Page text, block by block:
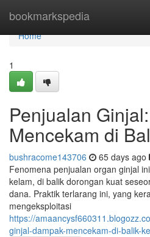
bookmarkspedia
Home
Home
1
Penjualan
Mencekam di
bushracome143706 65 days ago
Fenomena penjualan organ ginjal
kelam, di balik dorongan kuat
dana. Praktik terlarang ini, yang
mengeksploitasi
https://
ginjal-dampak-mencekam-di-balik-